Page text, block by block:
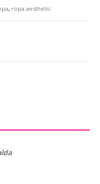
, ropa aesthetic